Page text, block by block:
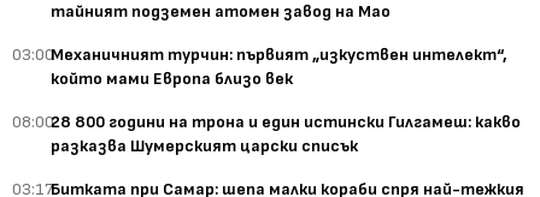
тайният подземен атомен завод на Мао
03:00Механичният турчин: първият „изкуствен интелект“,
който мами Европа близо век
08:0028 800 години на трона и един истински Гилгамеш: какво
разказва Шумерският царски списък
03:17Битката при Самар: шепа малки кораби спря най-тежкия